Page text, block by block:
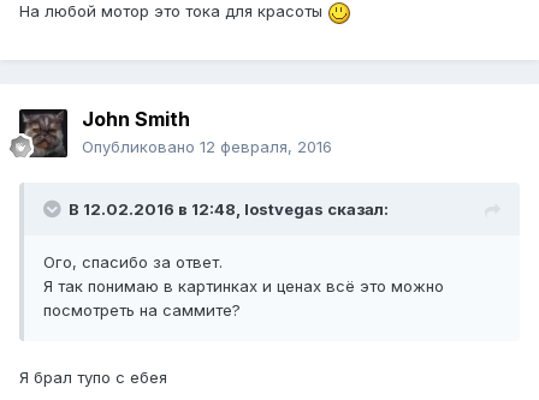
На любой мотор это тока для красоты
John Smith
Опубликовано 12 февраля, 2016
В 12.02.2016 в 12:48, lostvegas сказал:
Ого, спасибо за ответ.
Я так понимаю в картинках и ценах всё это можно
посмотреть на саммите?
Я брал тупо с ебея